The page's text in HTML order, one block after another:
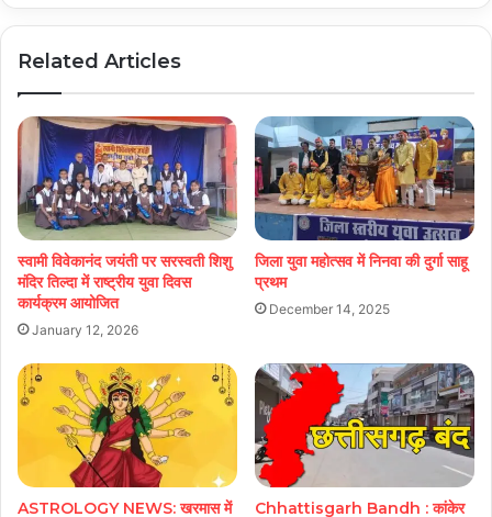
Related Articles
स्वामी विवेकानंद जयंती पर सरस्वती शिशु
मंदिर तिल्दा में राष्ट्रीय युवा दिवस
कार्यक्रम आयोजित
January 12, 2026
जिला युवा महोत्सव में निनवा की दुर्गा साहू
प्रथम
December 14, 2025
ASTROLOGY NEWS: खरमास में Chhattisgarh Bandh : कांकेर